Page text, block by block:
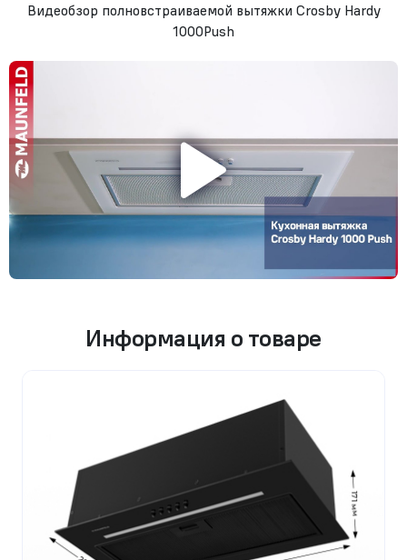
Видеобзор полновстраиваемой вытяжки Crosby Hardy
1000Push
Информация о товаре